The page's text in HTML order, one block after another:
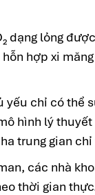
dạng lỏng
hợp xi
chỉ có thể
hình lý
trung gian
các nhà
thời gian